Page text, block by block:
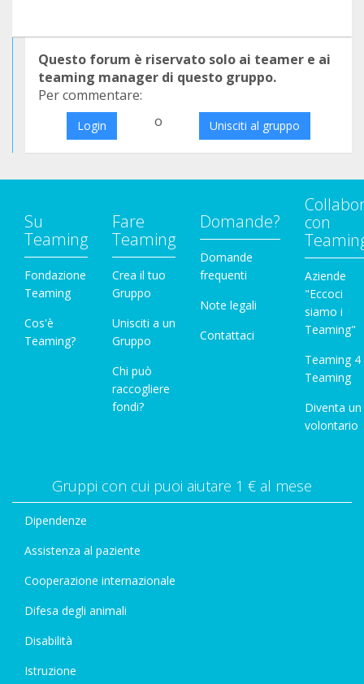
Questo forum è riservato solo ai teamer e ai
teaming manager di questo gruppo.
Per commentare:
Login o Unisciti al gruppo
Su
Teaming
Fondazione
Teaming
Cos'è
Teaming?
Fare
Teaming
Crea il tuo
Gruppo
Unisciti a un
Gruppo
Chi può
raccogliere
fondi?
Domande?
Domande
frequenti
Note legali
Contattaci
con
Aziende
"Eccoci
siamo i
Teaming"
Teaming 4
Teaming
Diventa un
volontario
Gruppi con cui puoi aiutare 1 € al mese
Dipendenze
Assistenza al paziente
Cooperazione internazionale
Difesa degli animali
Disabilità
Istruzione